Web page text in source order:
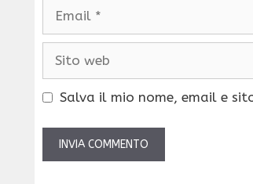
Salva il mio nome, email e